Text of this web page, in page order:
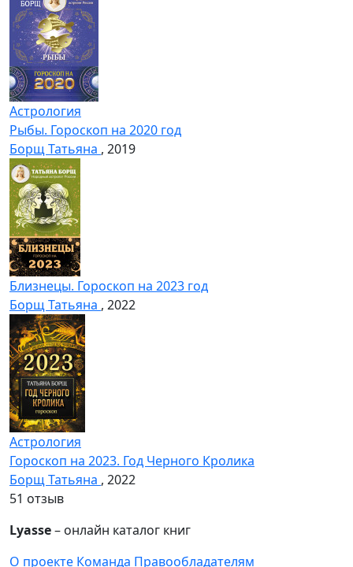
Астрология
Рыбы. Гороскоп на 2020 год
Борщ Татьяна , 2019
Близнецы. Гороскоп на 2023 год
Борщ Татьяна , 2022
Астрология
Гороскоп на 2023. Год Черного Кролика
Борщ Татьяна , 2022
51 отзыв
Lyasse– онлайн каталог книг
О проекте Команда Правообладателям